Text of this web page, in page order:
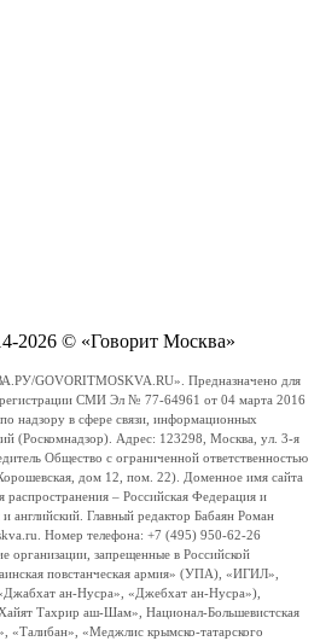
2026 © «Говорит Москва»
GOVORITMOSKVA.RU». Предназначено для
регистрации СМИ Эл № 77-64961 от 04 марта 2016
надзору в сфере связи, информационных
(Роскомнадзор). Адрес: 123298, Москва, ул. 3-я
Общество с ограниченной ответственностью
дом 12, пом. 22). Доменное имя сайта
– Российская Федерация и
английский. Главный редактор Бабаян Роман
Номер телефона: +7 (495) 950-62-26
организации, запрещенные в Российской
повстанческая армия» (УПА), «ИГИЛ»,
ан-Нусра», «Джебхат ан-Нусра»),
Тахрир аш-Шам», Национал-Большевистская
«Меджлис крымско-татарского